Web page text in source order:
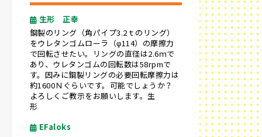
生形 正幸
鋼製のリング（角パイプ3.2ｔのリング）
をウレタンゴムローラ（φ114）の摩擦力
で回転させたい。リングの直径は2.6ｍで
あり、ウレタンゴムの回転数は58rpmで
す。因みに鋼製リングの必要回転摩擦力は
約1600Ｎぐらいです。可能でしょうか？
よろしくご教示をお願いします。生
形
EFaloks